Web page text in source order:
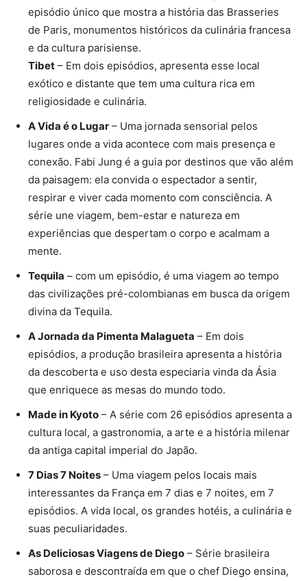
episódio único que mostra a história das Brasseries
de Paris, monumentos históricos da culinária francesa
e da cultura parisiense.
Tibet – Em dois episódios, apresenta esse local
exótico e distante que tem uma cultura rica em
religiosidade e culinária.
A Vida é o Lugar – Uma jornada sensorial pelos
lugares onde a vida acontece com mais presença e
conexão. Fabi Jung é a guia por destinos que vão além
da paisagem: ela convida o espectador a sentir,
respirar e viver cada momento com consciência. A
série une viagem, bem-estar e natureza em
experiências que despertam o corpo e acalmam a
mente.
Tequila – com um episódio, é uma viagem ao tempo
das civilizações pré-colombianas em busca da origem
divina da Tequila.
A Jornada da Pimenta Malagueta – Em dois
episódios, a produção brasileira apresenta a história
da descoberta e uso desta especiaria vinda da Ásia
que enriquece as mesas do mundo todo.
Made in Kyoto – A série com 26 episódios apresenta a
cultura local, a gastronomia, a arte e a história milenar
da antiga capital imperial do Japão.
7 Dias 7 Noites – Uma viagem pelos locais mais
interessantes da França em 7 dias e 7 noites, em 7
episódios. A vida local, os grandes hotéis, a culinária e
suas peculiaridades.
As Deliciosas Viagens de Diego – Série brasileira
saborosa e descontraída em que o chef Diego ensina,